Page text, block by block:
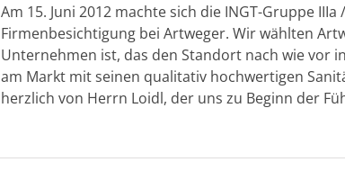
Am 15. Juni 2012 machte sich die INGT-Gruppe
Firmenbesichtigung bei Artweger. Wir wählten
Unternehmen ist, das den Standort nach wie vor
am Markt mit seinen qualitativ hochwertigen
herzlich von Herrn Loidl, der uns zu Beginn der